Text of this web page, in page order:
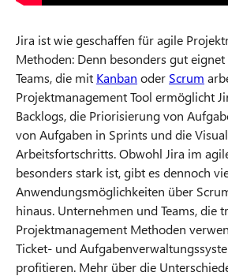
Jira ist wie geschaffen für agile
Methoden: Denn besonders gut
Teams, die mit Kanban oder Scrum
Projektmanagement Tool ermöglicht
Backlogs, die Priorisierung von
von Aufgaben in Sprints und die
Arbeitsfortschritts. Obwohl Jira im
besonders stark ist, gibt es dennoch
Anwendungsmöglichkeiten über
hinaus. Unternehmen und Teams, die
Projektmanagement Methoden
Ticket- und
profitieren. Mehr über die